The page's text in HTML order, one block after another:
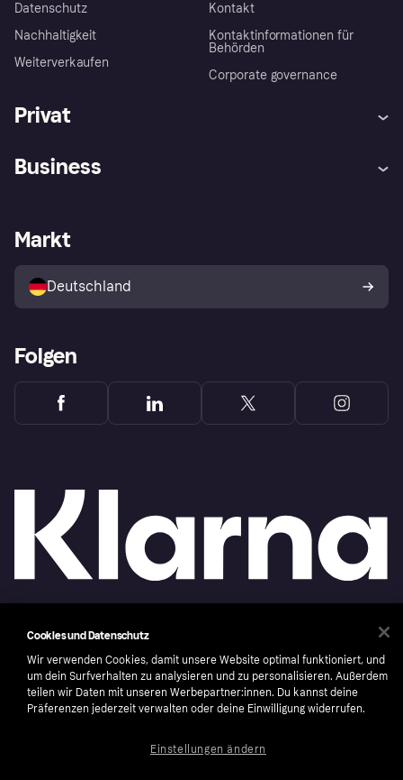
Datenschutz
Nachhaltigkeit
Weiterverkaufen
Kontakt
Kontaktinformationen für
Behörden
Corporate governance
Privat
Klarna App
Shops entdecken
Käuferschutzrichtlinie
Dein Widerrufsrecht
Business
Händlerportal
Markt
Deutschland
Folgen
Copyright © 2005-2026 Klarna Bank AB (publ). Headquarters: Stockholm, Sweden. All
rights reserved. Klarna Bank AB (publ). Sveavägen 46, 111 34 Stockholm. Organization
NutzungsbedingungenCookiesKlarna.com
Cookies und Datenschutz
Wir verwenden Cookies, damit unsere Website optimal funktioniert, und
um dein Surfverhalten zu analysieren und zu personalisieren. Außerdem
teilen wir Daten mit unseren Werbepartner:innen. Du kannst deine
Präferenzen jederzeit verwalten oder deine Einwilligung widerrufen.
Einstellungen ändern